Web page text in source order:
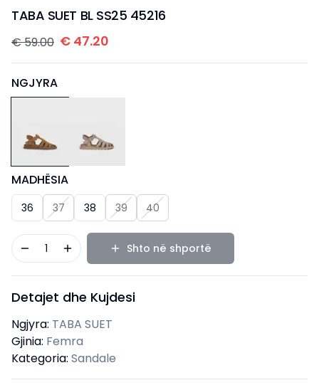
TABA SUET BL SS25 45216
€59.00 € 47.20
NGJYRA
MADHËSIA
36 37 38 39 40
1 Shto në shportë
Detajet dhe Kujdesi
Ngjyra: TABA SUET
Gjinia: Femra
Kategoria: Sandale